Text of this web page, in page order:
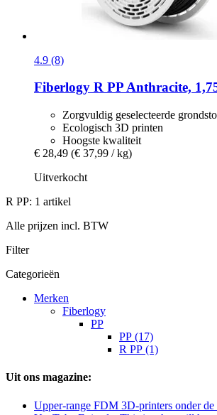
4.9 (8)
Fiberlogy R PP Anthracite,
Zorgvuldig geselecteerde
Ecologisch 3D printen
Hoogste kwaliteit
€ 28,49 (€ 37,99 / kg)
Uitverkocht
R PP: 1 artikel
Alle prijzen incl. BTW
Filter
Categorieën
Merken
Fiberlogy
PP
PP (17)
R PP (1)
Uit ons magazine:
Upper-range FDM 3D-printers onder